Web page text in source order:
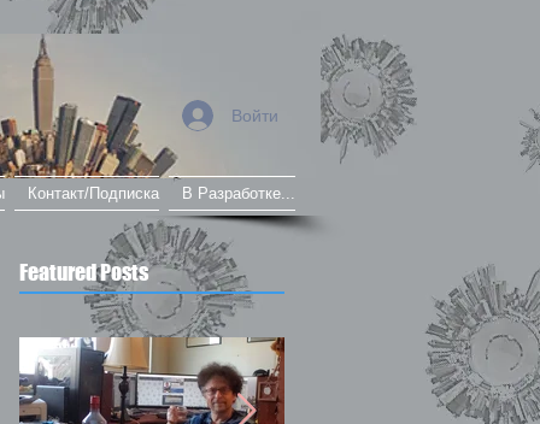
Контакт/Подписка В Разработке...
Войти
Featured Posts